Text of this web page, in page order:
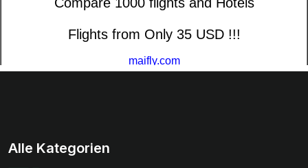
Alle Kategorien